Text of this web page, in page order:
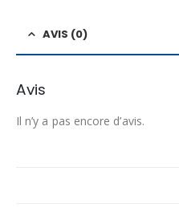
AVIS (0)
Avis
Il n’y a pas encore d’avis.